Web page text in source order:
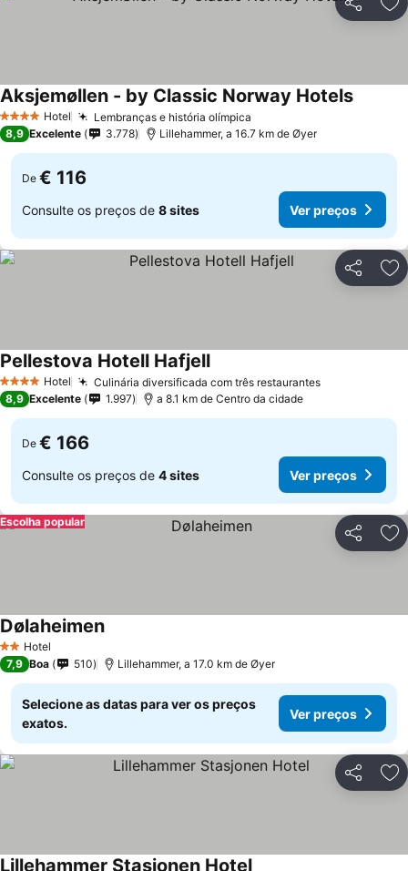
Partilhar
4 EstrelasHotel Lembranças e história olímpica
Aksjemøllen - by Classic Norway Hotels
8,9 Excelente 3.778 Lillehammer, a 16.7 km de Øyer
De € 116
Consulte os preços de 8 sites Ver preços
Partilhar
4 EstrelasHotel Culinária diversificada com três restaurantes
Pellestova Hotell Hafjell
8,9 Excelente 1.997 a 8.1 km de Centro da cidade
De € 166
Consulte os preços de 4 sites Ver preços
Partilhar
Escolha popular
2 Estrelas
Hotel
Dølaheimen
7,9 Boa 510 Lillehammer, a 17.0 km de Øyer
Selecione as datas para ver os preços
exatos.
Ver preços
Partilhar
Lillehammer Stasjonen Hotel